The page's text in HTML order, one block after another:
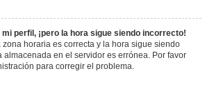
perfil, ¡pero la hora sigue siendo incorrecto!
horaria es correcta y la hora sigue siendo
almacenada en el servidor es errónea. Por favor
para corregir el problema.